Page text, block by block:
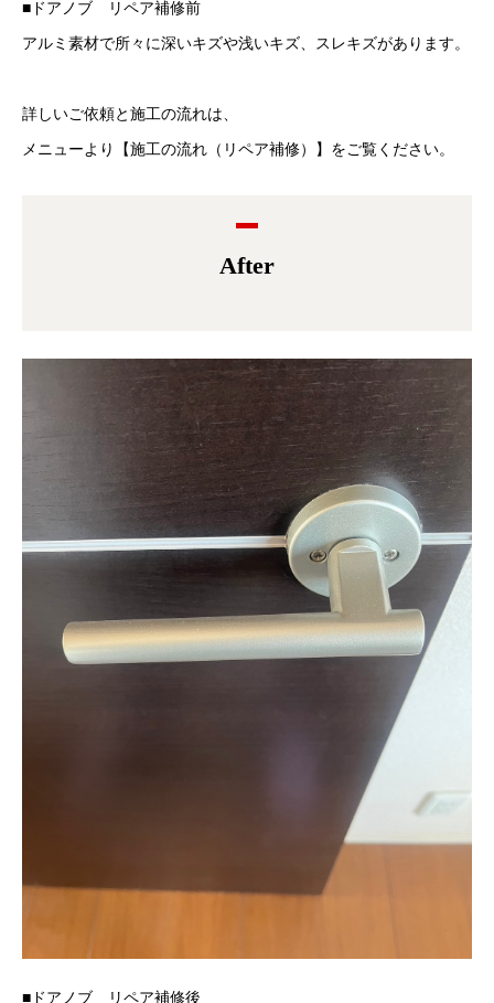
■ドアノブ リペア補修前
アルミ素材で所々に深いキズや浅いキズ、スレキズがあります。
詳しいご依頼と施工の流れは、
メニューより【施工の流れ（リペア補修）】をご覧ください。
After
■ドアノブ リペア補修後